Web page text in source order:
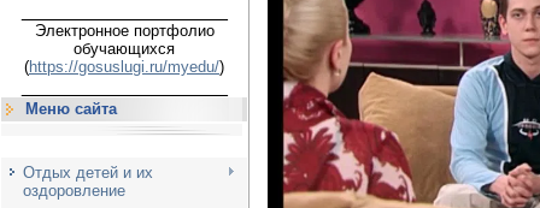
Электронное портфолио
обучающихся
(https://gosuslugi.ru/myedu/)
Меню сайта
Отдых детей и их
оздоровление